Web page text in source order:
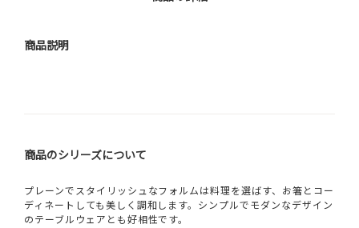
商品説明
商品のシリーズについて
プレーンでスタイリッシュなフォルムは料理を選ばす、お箸とコー
ディネートしても美しく調和します。シンプルでモダンなデザイン
のテーブルウェアとも好相性です。